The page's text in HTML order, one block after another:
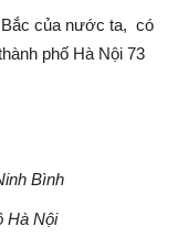
Bắc của nước ta, có
phố Hà Nội 73
Bình
Hà Nội